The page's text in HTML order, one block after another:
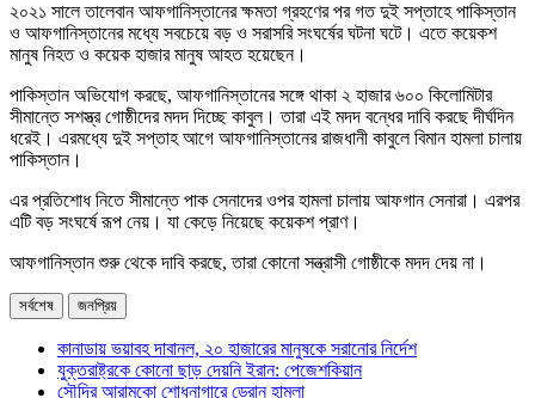
২০২১ সালে তালেবান আফগানিস্তানের ক্ষমতা গ্রহণের পর গত দুই সপ্তাহে পাকিস্তান
ও আফগানিস্তানের মধ্যে সবচেয়ে বড় ও সরাসরি সংঘর্ষের ঘটনা ঘটে। এতে কয়েকশ
মানুষ নিহত ও কয়েক হাজার মানুষ আহত হয়েছেন।
পাকিস্তান অভিযোগ করছে, আফগানিস্তানের সঙ্গে থাকা ২ হাজার ৬০০ কিলোমিটার
সীমান্তে সশস্ত্র গোষ্ঠীদের মদদ দিচ্ছে কাবুল। তারা এই মদদ বন্ধের দাবি করছে দীর্ঘদিন
ধরেই। এরমধ্যে দুই সপ্তাহ আগে আফগানিস্তানের রাজধানী কাবুলে বিমান হামলা চালায়
পাকিস্তান।
এর প্রতিশোধ নিতে সীমান্তে পাক সেনাদের ওপর হামলা চালায় আফগান সেনারা। এরপর
এটি বড় সংঘর্ষে রূপ নেয়। যা কেড়ে নিয়েছে কয়েকশ প্রাণ।
আফগানিস্তান শুরু থেকে দাবি করছে, তারা কোনো সন্ত্রাসী গোষ্ঠীকে মদদ দেয় না।
সর্বশেষ জনপ্রিয়
কানাডায় ভয়াবহ দাবানল, ২০ হাজারের মানুষকে সরানোর নির্দেশ
যুক্তরাষ্ট্রকে কোনো ছাড় দেয়নি ইরান: পেজেশকিয়ান
সৌদির আরামকো শোধনাগারে ড্রোন হামলা